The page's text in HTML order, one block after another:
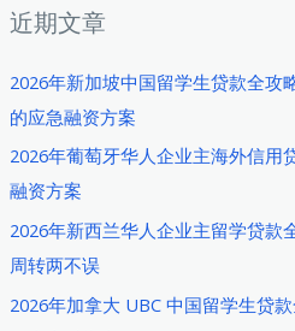
近期文章
2026年新加坡中国留学生贷款全攻
的应急融资方案
2026年葡萄牙华人企业主海外信用
融资方案
2026年新西兰华人企业主留学贷款
周转两不误
2026年加拿大 UBC 中国留学生贷